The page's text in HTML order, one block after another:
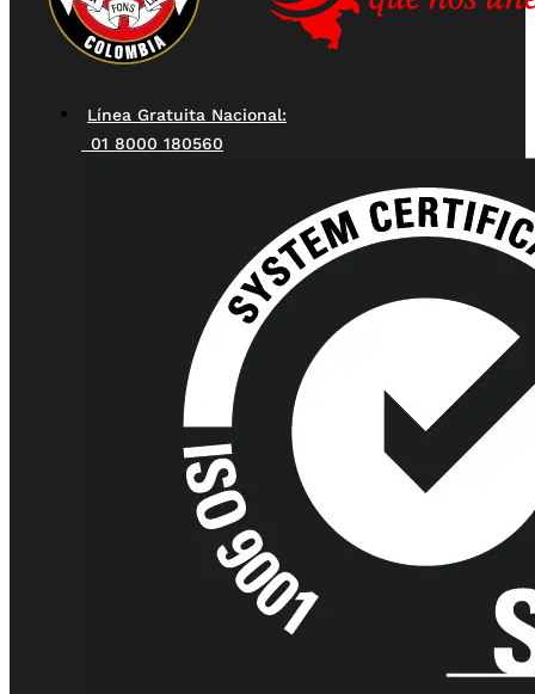
Línea Gratuita Nacional:
01 8000 180560